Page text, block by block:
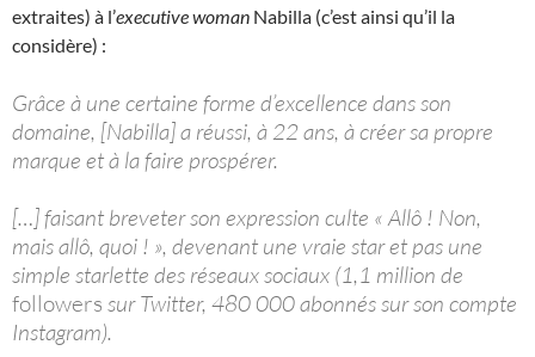
extraites) à l’executive woman Nabilla (c’est ainsi qu’il la
considère) :
Grâce à une certaine forme d’excellence dans son
domaine, [Nabilla] a réussi, à 22 ans, à créer sa propre
marque et à la faire prospérer.
[…] faisant breveter son expression culte « Allô ! Non,
mais allô, quoi ! », devenant une vraie star et pas une
simple starlette des réseaux sociaux (1,1 million de
followers sur Twitter, 480 000 abonnés sur son compte
Instagram).